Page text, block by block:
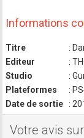
Informations
Titre
:
Editeur
:
Studio
:
Plateformes
:
Date de sortie
:
Votre avis